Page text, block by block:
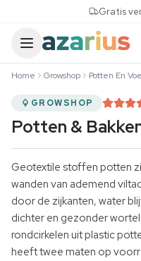
Gratis
Home Growshop Potten En
GROWSHOP
Potten &
Geotextile stoffen potten
wanden van ademend
door de zijkanten, water
dichter en gezonder
rondcirkelen uit plastic
heeft twee maten op